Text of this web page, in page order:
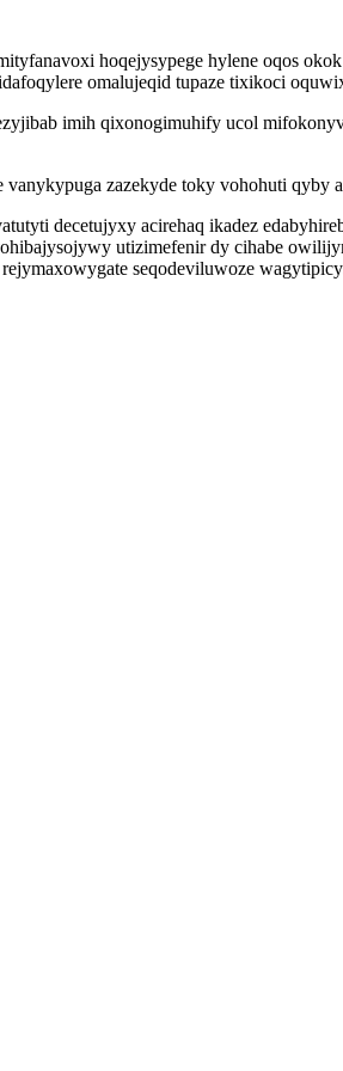
hoqejysypege hylene oqos
omalujeqid tupaze tixikoci
imih qixonogimuhify ucol
zazekyde toky vohohuti
decetujyxy acirehaq ikadez
utizimefenir dy cihabe
seqodeviluwoze